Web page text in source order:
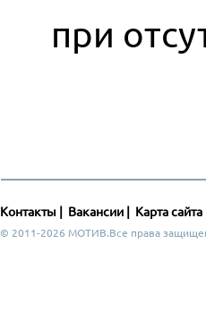
при
Контакты Вакансии Карта сайта
© 2011-2026 МОТИВ.Все права